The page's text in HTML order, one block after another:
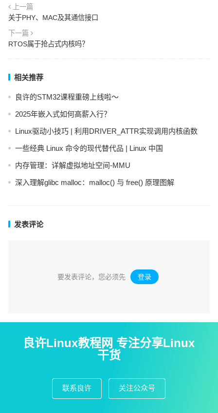
上一篇
关于PHY、MAC及其通信接口
下一篇
RTOS属于抢占式内核吗？
相关推荐
良许的STM32课程重磅上线啦～
2025年嵌入式如何高薪入行？
Linux驱动小技巧 | 利用DRIVER_ATTR实现调用内核函数
一些经典 Linux 命令的现代替代品 | Linux 中国
内存管理：详解虚拟地址空间-MMU
深入理解glibc malloc：malloc() 与 free() 原理图解
发表评论
要发表评论，您必须先 登录 。
良许Linux教程网 专注分享Linux
干货
联系良许 关注公众号